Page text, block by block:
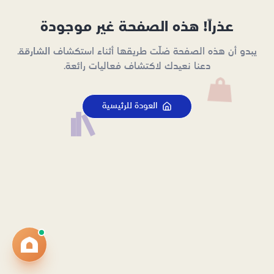
عذراً! هذه الصفحة غير موجودة
يبدو أن هذه الصفحة ضلّت طريقها أثناء استكشاف الشارقة.
دعنا نعيدك لاكتشاف فعاليات رائعة.
العودة للرئيسية